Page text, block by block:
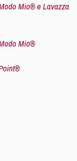
Mio® e Lavazza
Mio®